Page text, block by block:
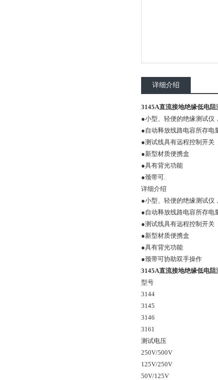
详细介绍
3145A直流接地绝缘低电
●小型、轻便的绝缘测试仪
●自动释放线路电容所存电
●测试线具有远程控制开关
●新型材质便携盒
●具有背光功能
●颈带可.
详细介绍
●小型、轻便的绝缘测试仪
●自动释放线路电容所存电
●测试线具有远程控制开关
●新型材质便携盒
●具有背光功能
●颈带可协助双手操作
3145A直流接地绝缘低电
型号
3144
3145
3146
3161
测试电压
250V/500V
125V/250V
50V/125V